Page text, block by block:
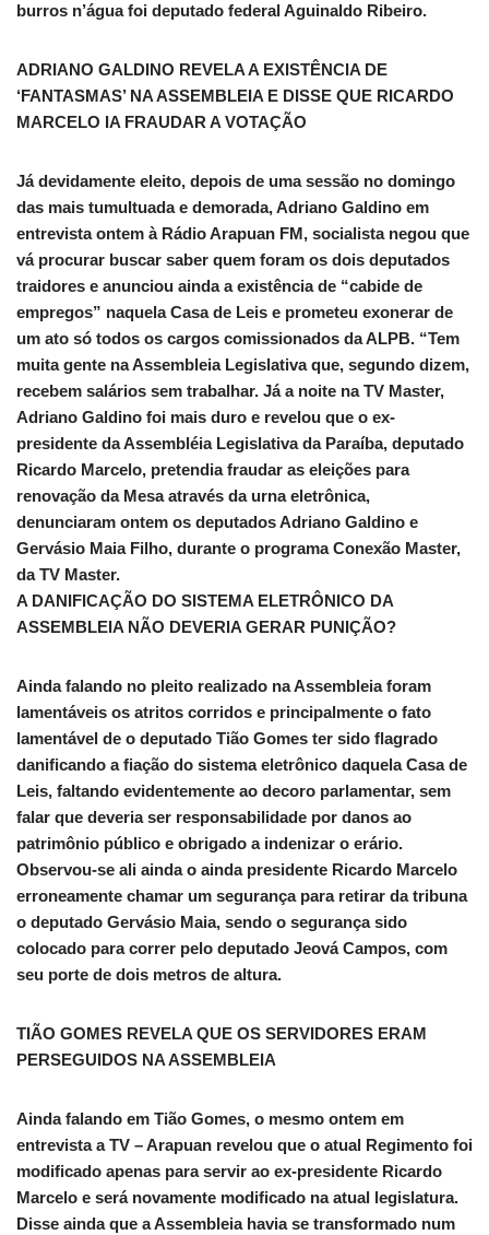
burros n’água foi deputado federal Aguinaldo Ribeiro.
ADRIANO GALDINO REVELA A EXISTÊNCIA DE
‘FANTASMAS’ NA ASSEMBLEIA E DISSE QUE RICARDO
MARCELO IA FRAUDAR A VOTAÇÃO
Já devidamente eleito, depois de uma sessão no domingo
das mais tumultuada e demorada, Adriano Galdino em
entrevista ontem à Rádio Arapuan FM, socialista negou que
vá procurar buscar saber quem foram os dois deputados
traidores e anunciou ainda a existência de “cabide de
empregos” naquela Casa de Leis e prometeu exonerar de
um ato só todos os cargos comissionados da ALPB. “Tem
muita gente na Assembleia Legislativa que, segundo dizem,
recebem salários sem trabalhar. Já a noite na TV Master,
Adriano Galdino foi mais duro e revelou que o ex-
presidente da Assembléia Legislativa da Paraíba, deputado
Ricardo Marcelo, pretendia fraudar as eleições para
renovação da Mesa através da urna eletrônica,
denunciaram ontem os deputados Adriano Galdino e
Gervásio Maia Filho, durante o programa Conexão Master,
da TV Master.
A DANIFICAÇÃO DO SISTEMA ELETRÔNICO DA
ASSEMBLEIA NÃO DEVERIA GERAR PUNIÇÃO?
Ainda falando no pleito realizado na Assembleia foram
lamentáveis os atritos corridos e principalmente o fato
lamentável de o deputado Tião Gomes ter sido flagrado
danificando a fiação do sistema eletrônico daquela Casa de
Leis, faltando evidentemente ao decoro parlamentar, sem
falar que deveria ser responsabilidade por danos ao
patrimônio público e obrigado a indenizar o erário.
Observou-se ali ainda o ainda presidente Ricardo Marcelo
erroneamente chamar um segurança para retirar da tribuna
o deputado Gervásio Maia, sendo o segurança sido
colocado para correr pelo deputado Jeová Campos, com
seu porte de dois metros de altura.
TIÃO GOMES REVELA QUE OS SERVIDORES ERAM
PERSEGUIDOS NA ASSEMBLEIA
Ainda falando em Tião Gomes, o mesmo ontem em
entrevista a TV – Arapuan revelou que o atual Regimento foi
modificado apenas para servir ao ex-presidente Ricardo
Marcelo e será novamente modificado na atual legislatura.
Disse ainda que a Assembleia havia se transformado num